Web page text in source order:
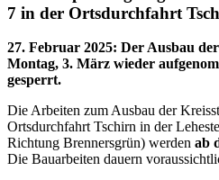
7 in der Ortsdurchfahrt
27. Februar 2025: Der Ausbau
Montag, 3. März wieder
gesperrt.
Die Arbeiten zum Ausbau der
Ortsdurchfahrt Tschirn in der
Richtung Brennersgrün) werden ab
Die Bauarbeiten dauern